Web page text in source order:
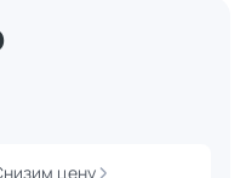
дешевле? Снизим цену